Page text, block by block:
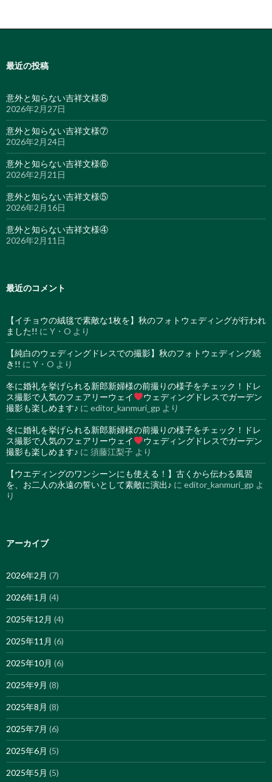
最近の投稿
意外と知らない吉祥文様⑧
2026年2月27日
意外と知らない吉祥文様⑦
2026年2月24日
意外と知らない吉祥文様⑥
2026年2月21日
意外と知らない吉祥文様⑤
2026年2月16日
意外と知らない吉祥文様④
2026年2月11日
最近のコメント
【イチョウの絨毯で素敵な1枚を】秋のフォトウェディングが行われ
ました!! に Y・O より
【純白のウェディングドレスでの撮影】秋のフォトウェディング続
き!! に Y・O より
冬に婚礼を挙げられる新郎新婦様の前撮りの様子をチェック！ドレ
ス撮影で人気のフェアリーウェイ
ウェディングドレスでガーデン
撮影も楽しめます♪ に editor_kanmuri_gp より
冬に婚礼を挙げられる新郎新婦様の前撮りの様子をチェック！ドレ
ス撮影で人気のフェアリーウェイ
ウェディングドレスでガーデン
撮影も楽しめます♪ に 須藤江梨子 より
【ウエディングのワンシーンにも使える！】古くから伝わる風習
を、お二人の永遠の誓いとして素敵に演出♪ に editor_kanmuri_gp よ
り
アーカイブ
2026年2月 (7)
2026年1月 (4)
2025年12月 (4)
2025年11月 (6)
2025年10月 (6)
2025年9月 (8)
2025年8月 (8)
2025年7月 (6)
2025年6月 (5)
2025年5月 (5)